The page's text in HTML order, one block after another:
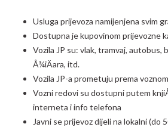
Usluga prijevoza namijenjena svim
Dostupna je kupovinom prijevozne
Vozila JP su: vlak, tramvaj, autobus,
Å¾iÄara, itd.
Vozila JP-a prometuju prema
Vozni redovi su dostupni putem
interneta i info telefona
Javni se prijevoz dijeli na lokalni (do